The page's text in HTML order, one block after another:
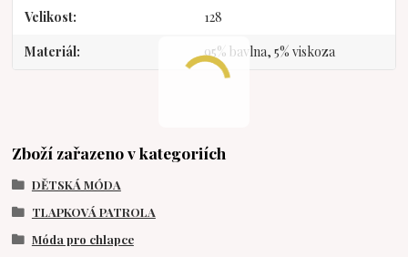
Velikost 128
Materiál 95% bavlna, 5% viskoza
Zboží zařazeno v kategoriích
DĚTSKÁ MÓDA
TLAPKOVÁ PATROLA
Móda pro chlapce